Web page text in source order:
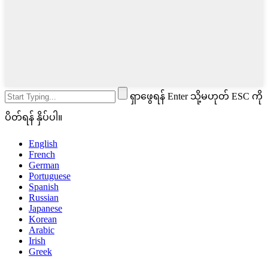
ရှာဖွေရန် Enter သို့မဟုတ် ESC ကို
ပိတ်ရန် နှိပ်ပါ။
English
French
German
Portuguese
Spanish
Russian
Japanese
Korean
Arabic
Irish
Greek